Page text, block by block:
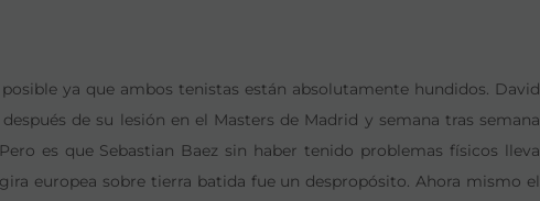
ya que ambos tenistas están absolutamente hundidos. David
de su lesión en el Masters de Madrid y semana tras semana
es que Sebastian Baez sin haber tenido problemas físicos lleva
europea sobre tierra batida fue un despropósito. Ahora mismo el